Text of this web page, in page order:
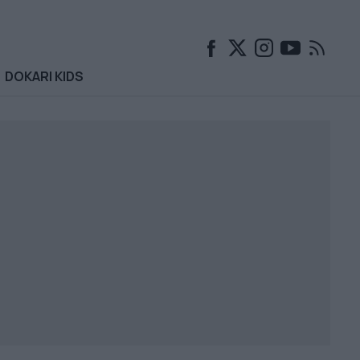
DOKARI KIDS